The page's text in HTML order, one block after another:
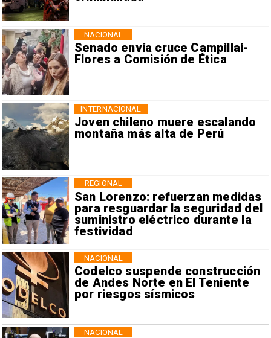
Senado envía cruce Campillai-
Flores a Comisión de Ética
NACIONAL
Joven chileno muere escalando
montaña más alta de Perú
INTERNACIONAL
San Lorenzo: refuerzan medidas
para resguardar la seguridad del
suministro eléctrico durante la
festividad
REGIONAL
Codelco suspende construcción
de Andes Norte en El Teniente
por riesgos sísmicos
NACIONAL
NACIONAL